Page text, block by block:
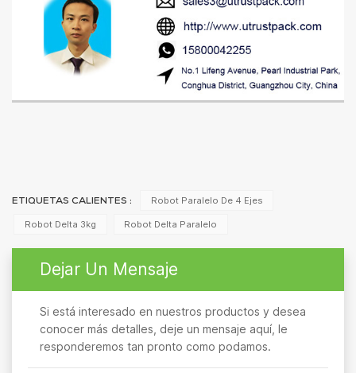
ETIQUETAS CALIENTES : Robot Paralelo De 4 Ejes
Robot Delta 3kg Robot Delta Paralelo
Dejar Un Mensaje
Si está interesado en nuestros productos y desea
conocer más detalles, deje un mensaje aquí, le
responderemos tan pronto como podamos.